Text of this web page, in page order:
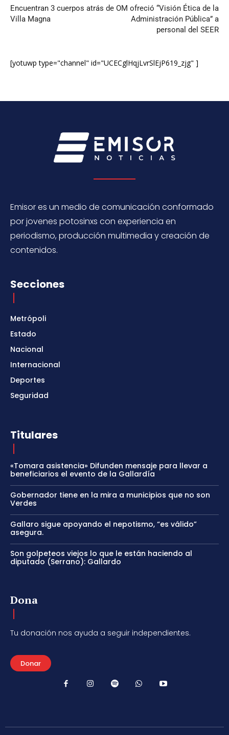
Encuentran 3 cuerpos atrás de
Villa Magna
OM ofreció “Visión Ética de la
Administración Pública” a
personal del SEER
[yotuwp type="channel" id="UCECglHqjLvrSlEjP619_zjg" ]
Emisor es un medio de comunicación conformado
por jovenes potosinxs con experiencia en
periodismo, producción multimedia y creación de
contenidos.
Secciones
Metrópoli
Estado
Nacional
Internacional
Deportes
Seguridad
Titulares
«Tomara asistencia» Difunden mensaje para llevar a
beneficiarios el evento de la Gallardía
Gobernador tiene en la mira a municipios que no son
Verdes
Gallaro sigue apoyando el nepotismo, “es válido”
asegura.
Son golpeteos viejos lo que le están haciendo al
diputado (Serrano): Gallardo
Dona
Tu donación nos ayuda a seguir independientes.
Donar